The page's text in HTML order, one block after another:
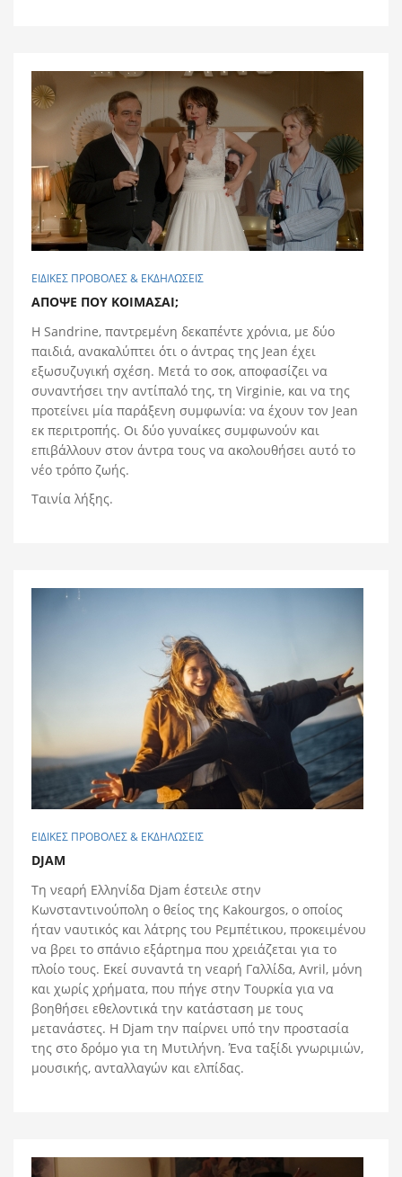
ΕΙΔΙΚΕΣ ΠΡΟΒΟΛΕΣ & ΕΚΔΗΛΩΣΕΙΣ
ΑΠΟΨΕ ΠΟΥ ΚΟΙΜΑΣΑΙ;
H Sandrine, παντρεμένη δεκαπέντε χρόνια, με δύο
παιδιά, ανακαλύπτει ότι ο άντρας της Jean έχει
εξωσυζυγική σχέση. Μετά το σοκ, αποφασίζει να
συναντήσει την αντίπαλό της, τη Virginie, και να της
προτείνει μία παράξενη συμφωνία: να έχουν τον Jean
εκ περιτροπής. Οι δύο γυναίκες συμφωνούν και
επιβάλλουν στον άντρα τους να ακολουθήσει αυτό το
νέο τρόπο ζωής.
Ταινία λήξης.
ΕΙΔΙΚΕΣ ΠΡΟΒΟΛΕΣ & ΕΚΔΗΛΩΣΕΙΣ
DJAM
Τη νεαρή Ελληνίδα Djam έστειλε στην
Κωνσταντινούπολη ο θείος της Kakourgos, ο οποίος
ήταν ναυτικός και λάτρης του Ρεμπέτικου, προκειμένου
να βρει το σπάνιο εξάρτημα που χρειάζεται για το
πλοίο τους. Εκεί συναντά τη νεαρή Γαλλίδα, Avril, μόνη
και χωρίς χρήματα, που πήγε στην Τουρκία για να
βοηθήσει εθελοντικά την κατάσταση με τους
μετανάστες. H Djam την παίρνει υπό την προστασία
της στο δρόμο για τη Μυτιλήνη. Ένα ταξίδι γνωριμιών,
μουσικής, ανταλλαγών και ελπίδας.